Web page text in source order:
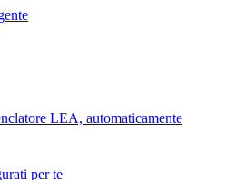
LEA, automaticamente
per te